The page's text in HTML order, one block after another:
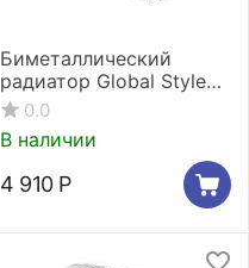
Биметаллический
радиатор Global Style
Plus 500 3 секции
0.0
В наличии
4 910 Р